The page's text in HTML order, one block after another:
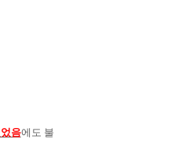
음에도 불